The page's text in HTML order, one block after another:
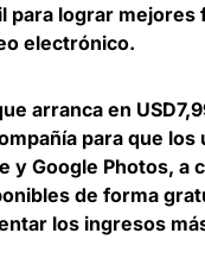
para lograr mejores
electrónico.
arranca en
para que
y Google Photos, a
de forma
los ingresos